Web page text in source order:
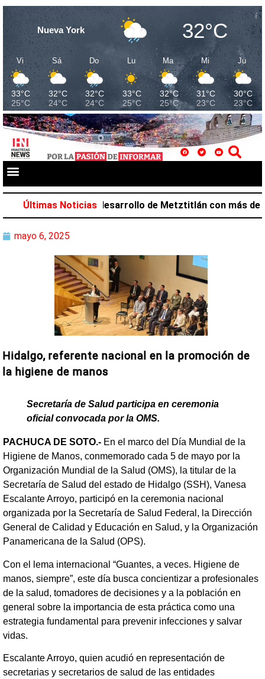
Nueva York 32°C
Vi
33°C
25°C
Sá
32°C
24°C
Do
32°C
24°C
Lu
33°C
25°C
Ma
32°C
25°C
Mi
31°C
23°C
Ju
30°C
23°C
Últimas Noticias
Salazar favorece desarrollo de Metztitlán con más de
mayo 6, 2025
Hidalgo, referente nacional en la promoción de
la higiene de manos
Secretaría de Salud participa en ceremonia
oficial convocada por la OMS.
PACHUCA DE SOTO.- En el marco del Día Mundial de la
Higiene de Manos, conmemorado cada 5 de mayo por la
Organización Mundial de la Salud (OMS), la titular de la
Secretaría de Salud del estado de Hidalgo (SSH), Vanesa
Escalante Arroyo, participó en la ceremonia nacional
organizada por la Secretaría de Salud Federal, la Dirección
General de Calidad y Educación en Salud, y la Organización
Panamericana de la Salud (OPS).
Con el lema internacional “Guantes, a veces. Higiene de
manos, siempre”, este día busca concientizar a profesionales
de la salud, tomadores de decisiones y a la población en
general sobre la importancia de esta práctica como una
estrategia fundamental para prevenir infecciones y salvar
vidas.
Escalante Arroyo, quien acudió en representación de
secretarias y secretarios de salud de las entidades